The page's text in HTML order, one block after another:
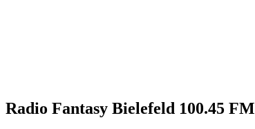
Radio Fantasy Bielefeld 100.45 FM